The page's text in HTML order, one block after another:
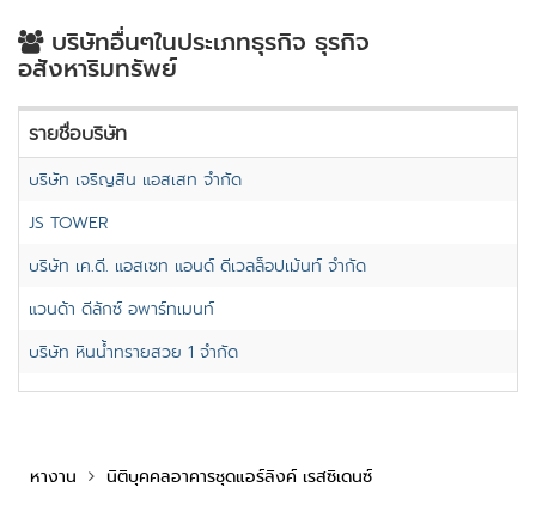
บริษัทอื่นๆในประเภทธุรกิจ ธุรกิจ
อสังหาริมทรัพย์
รายชื่อบริษัท
บริษัท เจริญสิน แอสเสท จำกัด
JS TOWER
บริษัท เค.ดี. แอสเซท แอนด์ ดีเวลล็อปเม้นท์ จำกัด
แวนด้า ดีลักซ์ อพาร์ทเมนท์
บริษัท หินน้ำทรายสวย 1 จำกัด
หางาน นิติบุคคลอาคารชุดแอร์ลิงค์ เรสซิเดนซ์